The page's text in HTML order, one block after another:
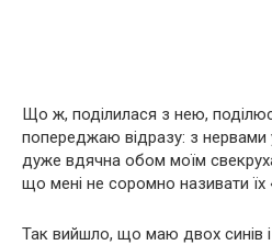
Що ж, поділилася з нею,
попереджаю відразу: з нервами
дуже вдячна обом моїм
що мені не соромно називати їх
Так вийшло, що маю двох синів